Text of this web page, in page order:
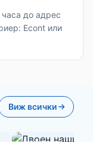
до адрес
Econt или
Виж всички